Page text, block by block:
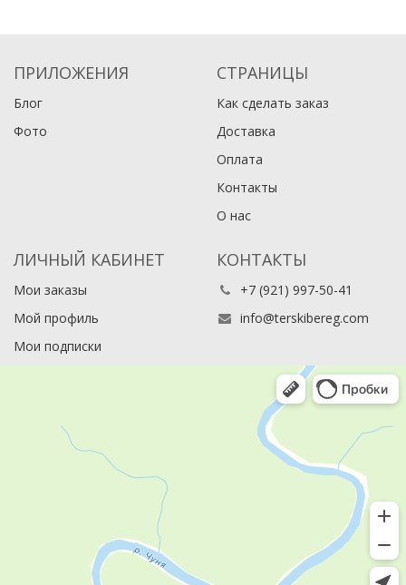
ПРИЛОЖЕНИЯ
Блог
Фото
СТРАНИЦЫ
Как сделать заказ
Доставка
Оплата
Контакты
О нас
ЛИЧНЫЙ КАБИНЕТ
Мои заказы
Мой профиль
Мои подписки
КОНТАКТЫ
+7 (921) 997-50-41
info@terskibereg.com